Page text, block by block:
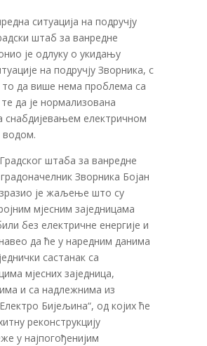
ситуација на подручју
штаб за ванредне
је одлуку о укидању
на подручју Зворника, с
да више нема проблема са
да је нормализована
снабдијевањем електричном
водом.
штаба за ванредне
Зворника Бојан
је жаљење што су
мјесним заједницама
без електричне енергије и
да ће у наредним данима
састанак са
мјесних заједница,
и са надлежнима из
Бијељина“, од којих ће
реконструкцију
у најпогођенијим